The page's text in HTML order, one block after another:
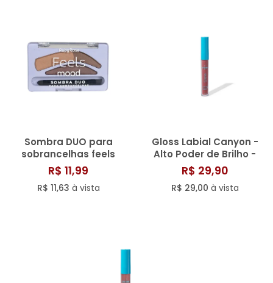
Sombra DUO para
sobrancelhas feels
mood
R$ 11,99
R$ 11,63 à vista
Gloss Labial Canyon -
Alto Poder de Brilho -
Catharine Hill
R$ 29,90
R$ 29,00 à vista